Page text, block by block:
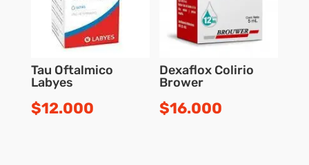
Tau Oftalmico
Labyes
$12.000
Dexaflox Colirio
Brower
$16.000